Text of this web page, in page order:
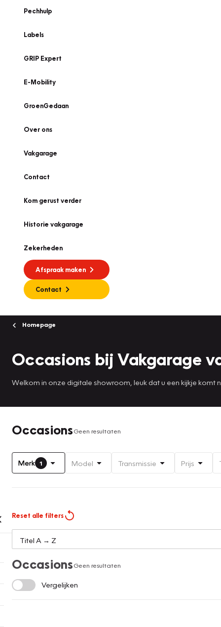
Pechhulp
Labels
GRIP Expert
E-Mobility
GroenGedaan
Over ons
Vakgarage
Contact
Kom gerust verder
Historie vakgarage
Zekerheden
Afspraak maken
Contact
Homepage
Occasions bij Vakgarage
Welkom in onze digitale showroom, leuk dat u een kijkje komt
OccasionsGeen resultaten
Merk 1 Model Transmissie Prijs
Reset alle filters
OccasionsGeen resultaten
Vergelijken